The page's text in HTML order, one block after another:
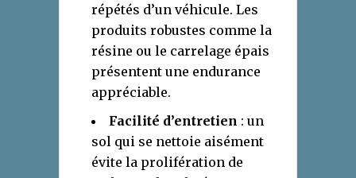
répétés d’un véhicule. Les
produits robustes comme la
résine ou le carrelage épais
présentent une endurance
appréciable.
Facilité d’entretien : un
sol qui se nettoie aisément
évite la prolifération de